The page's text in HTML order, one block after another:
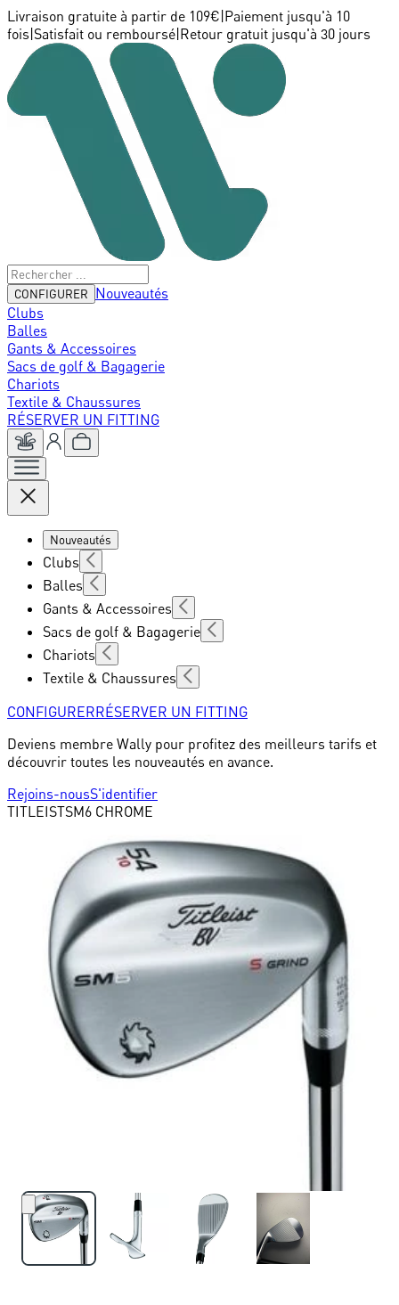
Livraison gratuite à partir de 109€ Paiement jusqu'à 10
fois Satisfait ou remboursé Retour gratuit jusqu'à 30 jours
CONFIGURER
Nouveautés
Clubs
Balles
Gants & Accessoires
Sacs de golf & Bagagerie
Chariots
Textile & Chaussures
RÉSERVER UN FITTING
Nouveautés
Clubs
Balles
Gants & Accessoires
Sacs de golf & Bagagerie
Chariots
Textile & Chaussures
CONFIGURERRÉSERVER UN FITTING
Deviens membre Wally pour profitez des meilleurs tarifs et
découvrir toutes les nouveautés en avance.
Rejoins-nousS'identifier
TITLEISTSM6 CHROME